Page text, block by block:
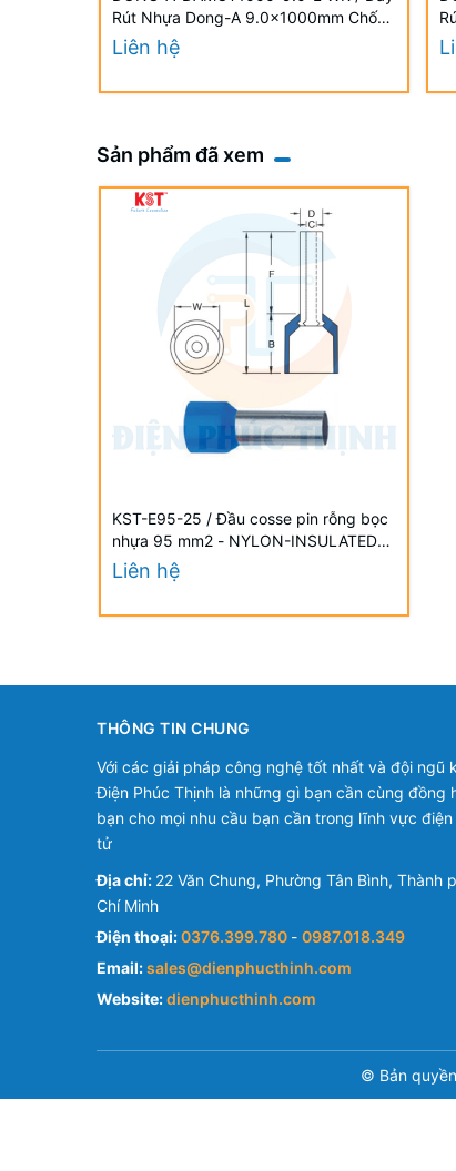
Rút Nhựa Dong-A 9.0×1000mm Chống
UV
Liên hệ
Sản phẩm đã xem
KST-E95-25 / Đầu cosse pin rỗng bọc
nhựa 95 mm2 - NYLON-INSULATED
CORD END TERMINALS (E SERIES)
hãng KST
Liên hệ
THÔNG TIN CHUNG
Với các giải pháp công nghệ tốt nhất và đội ngũ
Điện Phúc Thịnh là những gì bạn cần cùng đồng
bạn cho mọi nhu cầu bạn cần trong lĩnh vực
tử
Địa chỉ: 22 Văn Chung, Phường Tân Bình, Thành
Chí Minh
Điện thoại:0376.399.780 - 0987.018.349
Email:sales@dienphucthinh.com
Website:dienphucthinh.com
© Bản